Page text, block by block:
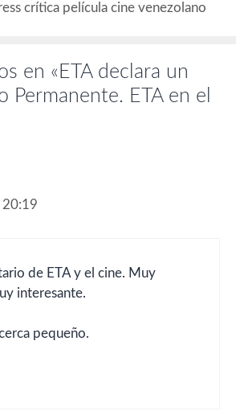
crítica película cine venezolano
en «ETA declara un
Permanente. ETA en el
20:19
de ETA y el cine. Muy
interesante.
pequeño.